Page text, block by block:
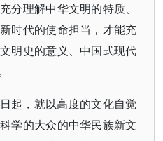
分理解中华文明的特质、
时代的使命担当，才能充
明史的意义、中国式现代
起，就以高度的文化自觉
学的大众的中华民族新文